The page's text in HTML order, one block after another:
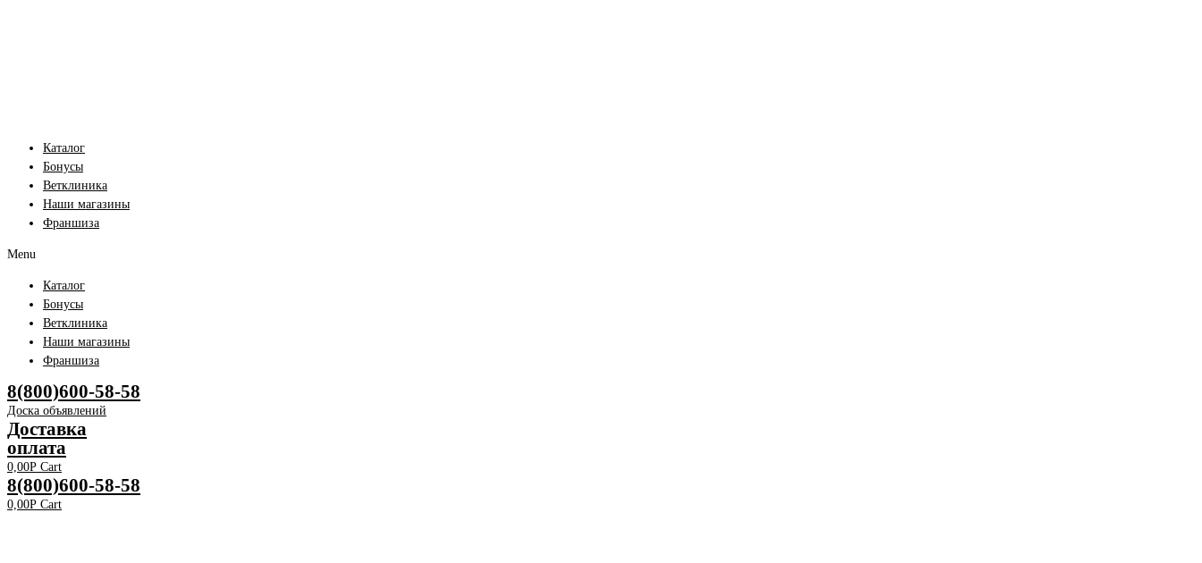
Каталог
Бонусы
Ветклиника
Наши магазины
Франшиза
Menu
Каталог
Бонусы
Ветклиника
Наши магазины
Франшиза
8(800)600-58-58
Доска объявлений
Доставка
оплата
0,00Р Cart
8(800)600-58-58
0,00Р Cart